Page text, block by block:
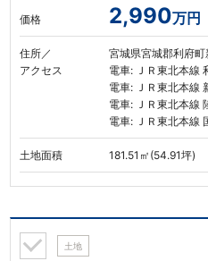
価格 2,990万円
住所／
アクセス
宮城県宮城郡利府町
電車: ＪＲ東北本線
電車: ＪＲ東北本線
電車: ＪＲ東北本線
電車: ＪＲ東北本線
土地面積 181.51㎡(54.91坪)
土地